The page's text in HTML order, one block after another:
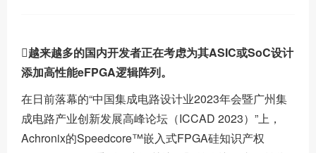
越来越多的国内开发者正在考虑为其ASIC或SoC设计
添加高性能eFPGA逻辑阵列。
在日前落幕的“中国集成电路设计业2023年会暨广州集
成电路产业创新发展高峰论坛（ICCAD 2023）”上，
Achronix的Speedcore™嵌入式FPGA硅知识产权